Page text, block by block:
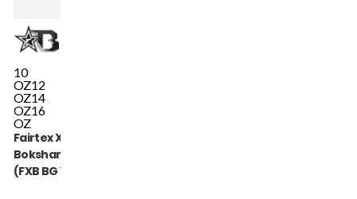
10
OZ12
OZ14
OZ16
OZ
Fairtex X Booster
Bokshandschoenen
(FXB BG V2 GR BK